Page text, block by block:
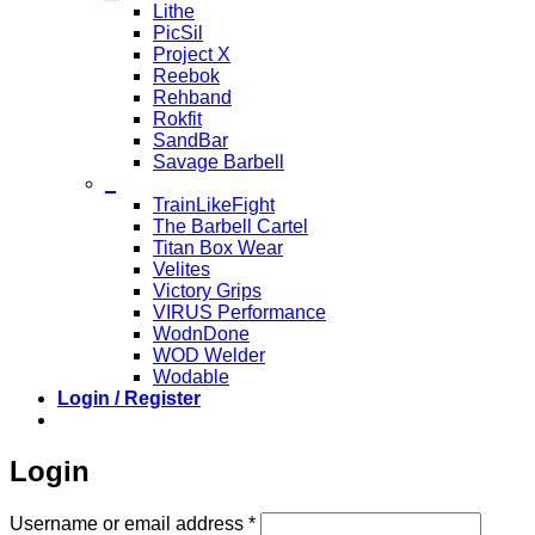
Lithe
PicSil
Project X
Reebok
Rehband
Rokfit
SandBar
Savage Barbell
TrainLikeFight
The Barbell Cartel
Titan Box Wear
Velites
Victory Grips
VIRUS Performance
WodnDone
WOD Welder
Wodable
Login / Register
Login
Username or email address *Required